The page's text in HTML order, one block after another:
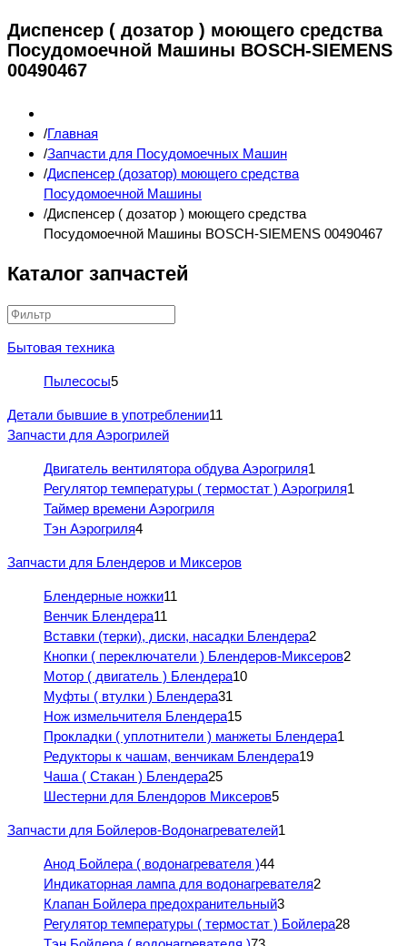
Диспенсер ( дозатор ) моющего средства
Посудомоечной Машины BOSCH-SIEMENS
00490467
Главная
Запчасти для Посудомоечных Машин
Диспенсер (дозатор) моющего средства
Посудомоечной Машины
Диспенсер ( дозатор ) моющего средства
Посудомоечной Машины BOSCH-SIEMENS 00490467
Каталог запчастей
Бытовая техника
Пылесосы5
Детали бывшие в употреблении11
Запчасти для Аэрогрилей
Двигатель вентилятора обдува Аэрогриля1
Регулятор температуры ( термостат ) Аэрогриля1
Таймер времени Аэрогриля
Тэн Аэрогриля4
Запчасти для Блендеров и Миксеров
Блендерные ножки11
Венчик Блендера11
Вставки (терки), диски, насадки Блендера2
Кнопки ( переключатели ) Блендеров-Миксеров2
Мотор ( двигатель ) Блендера10
Муфты ( втулки ) Блендера31
Нож измельчителя Блендера15
Прокладки ( уплотнители ) манжеты Блендера1
Редукторы к чашам, венчикам Блендера19
Чаша ( Стакан ) Блендера25
Шестерни для Блендоров Миксеров5
Запчасти для Бойлеров-Водонагревателей1
Анод Бойлера ( водонагревателя )44
Индикаторная лампа для водонагревателя2
Клапан Бойлера предохранительный3
Регулятор температуры ( термостат ) Бойлера28